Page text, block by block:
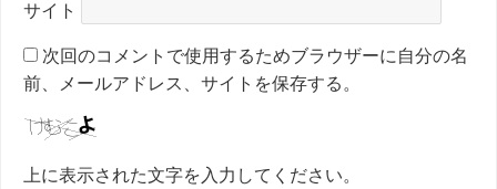
サイト
次回のコメントで使用するためブラウザーに自分の名
前、メールアドレス、サイトを保存する。
上に表示された文字を入力してください。